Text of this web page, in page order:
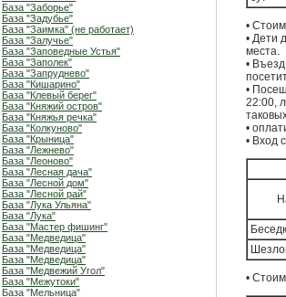
База "Заборье"
База "Задубье"
База "Заимка" (не работает)
База "Залучье"
База "Заповедные Устья"
База "Заполек"
База "Запруднево"
База "Кишарино"
База "Клевый берег"
База "Княжий остров"
База "Княжья речка"
База "Колкуново"
База "Крыница"
База "Лежнево"
База "Леоново"
База "Лесная дача"
База "Лесной дом"
База "Лесной рай"
База "Лука Ульяна"
База "Лука"
База "Мастер фишинг"
База "Медведица"
База "Медведица"
База "Медведица"
База "Медвежий Угол"
База "Межутоки"
База "Мельница"
•
• Дети
места.
•
•
22:00,
•
• Вход
•